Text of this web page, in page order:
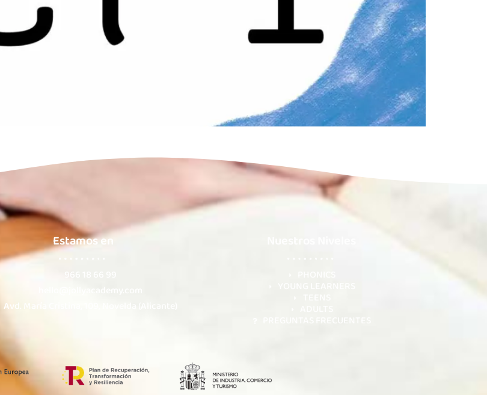
Estamos en
Avd. María Cristina, 109, Novelda (Alicante)